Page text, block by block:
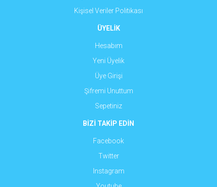
Kişisel Veriler Politikası
ÜYELİK
Hesabım
Yeni Üyelik
Üye Girişi
Şifremi Unuttum
Sepetiniz
BİZİ TAKİP EDİN
Facebook
Twitter
Instagram